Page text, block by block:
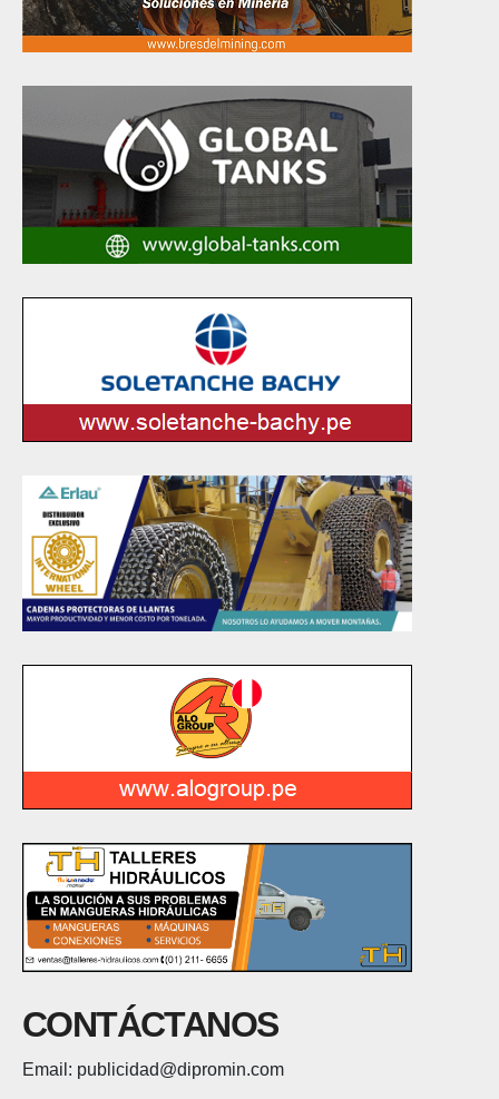
CONTÁCTANOS
Email: publicidad@dipromin.com